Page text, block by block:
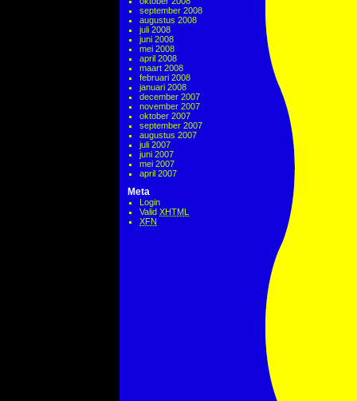
september 2008
augustus 2008
juli 2008
juni 2008
mei 2008
april 2008
maart 2008
februari 2008
januari 2008
december 2007
november 2007
oktober 2007
september 2007
augustus 2007
juli 2007
juni 2007
mei 2007
april 2007
Meta
Login
Valid XHTML
XFN